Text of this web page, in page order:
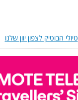
טיולי הבוטיק לצפון יוון שלנו